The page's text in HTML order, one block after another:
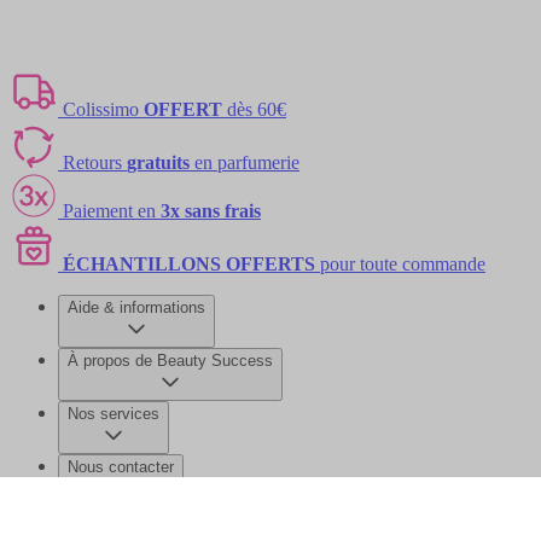
Colissimo OFFERT dès 60€
Retours gratuits en parfumerie
Paiement en 3x sans frais
ÉCHANTILLONS OFFERTS pour toute commande
Aide & informations
À propos de Beauty Success
Nos services
Nous contacter